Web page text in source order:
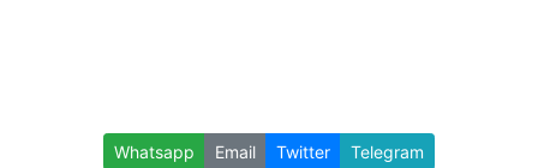
Whatsapp Email Twitter Telegram